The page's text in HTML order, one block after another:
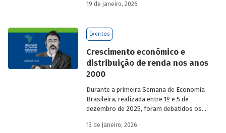
economia do país nos últimos 40 anos,
economistas renomados.
19 de janeiro, 2026
Eventos
Crescimento econômico e
distribuição de renda nos anos
2000
Durante a primeira Semana de Economia
Brasileira, realizada entre 1º e 5 de
dezembro de 2025, foram debatidos os
economia do país nos últimos 40 anos,
13 de janeiro, 2026